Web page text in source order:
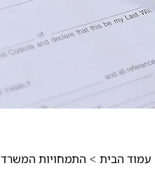
עמוד הבית > התמחויות המשרד